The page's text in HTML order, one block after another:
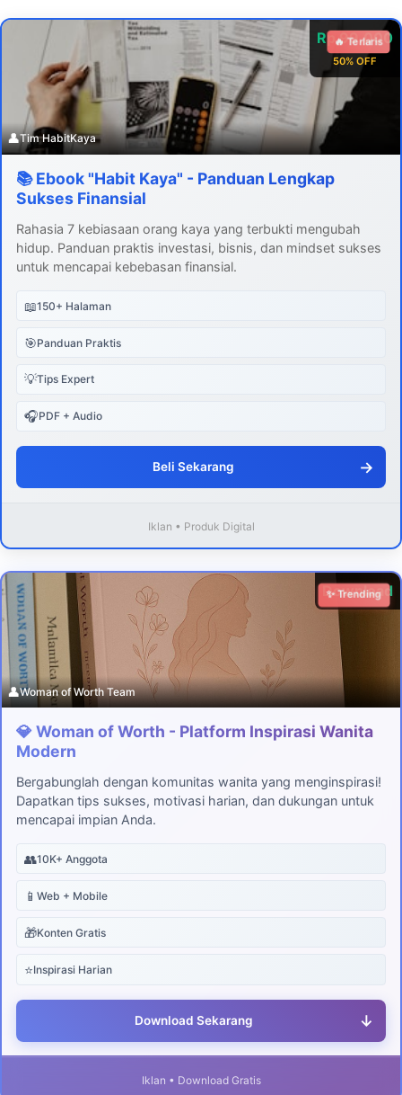
Rp 99.000
50% OFF
🔥 Terlaris
👤Tim HabitKaya
📚 Ebook "Habit Kaya" - Panduan Lengkap
Sukses Finansial
Rahasia 7 kebiasaan orang kaya yang terbukti mengubah
hidup. Panduan praktis investasi, bisnis, dan mindset sukses
untuk mencapai kebebasan finansial.
📖150+ Halaman
🎯Panduan Praktis
💡Tips Expert
🎧PDF + Audio
Beli Sekarang →
Iklan • Produk Digital
Download
✨ Trending
👤Woman of Worth Team
💎 Woman of Worth - Platform Inspirasi Wanita
Modern
Bergabunglah dengan komunitas wanita yang menginspirasi!
Dapatkan tips sukses, motivasi harian, dan dukungan untuk
mencapai impian Anda.
👥10K+ Anggota
📱 Web + Mobile
🎁Konten Gratis
⭐Inspirasi Harian
Download Sekarang ↓
Iklan • Download Gratis